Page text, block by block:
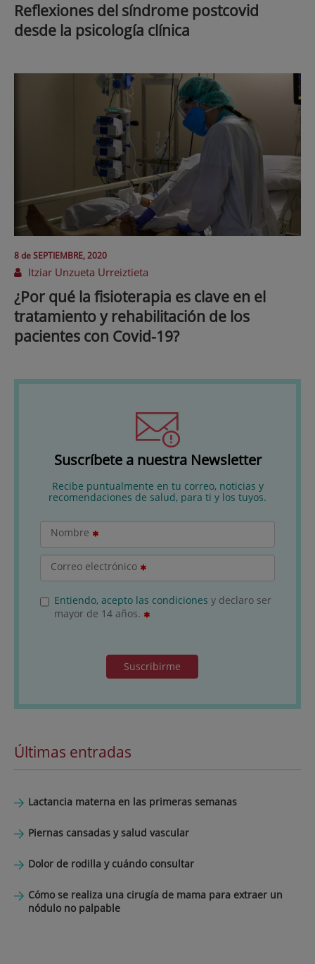
Reflexiones del síndrome postcovid
desde la psicología clínica
8 deSEPTIEMBRE, 2020
Itziar Unzueta Urreiztieta
¿Por qué la fisioterapia es clave en el
tratamiento y rehabilitación de los
pacientes con Covid-19?
Suscríbete a nuestra Newsletter
Recibe puntualmente en tu correo, noticias y
recomendaciones de salud, para ti y los tuyos.
Nombre
Correo electrónico
Entiendo, acepto las condiciones y declaro ser
mayor de 14 años.
Suscribirme
Últimas entradas
Lactancia materna en las primeras semanas
Piernas cansadas y salud vascular
Dolor de rodilla y cuándo consultar
Cómo se realiza una cirugía de mama para extraer un
nódulo no palpable